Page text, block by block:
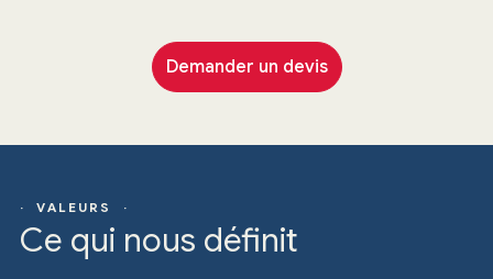
Demander un devis
· VALEURS ·
Ce qui nous définit